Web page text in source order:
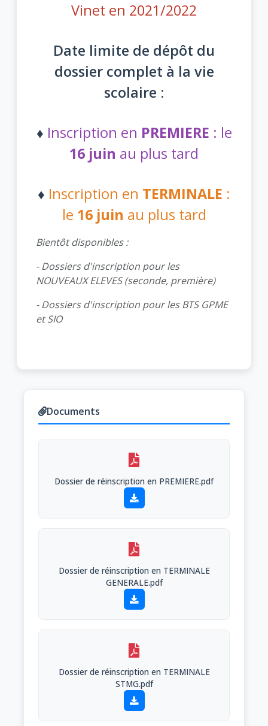
Vinet en 2021/2022
Date limite de dépôt du
dossier complet à la vie
scolaire :
♦ Inscription en PREMIERE : le
16 juin au plus tard
♦ Inscription en TERMINALE :
le 16 juin au plus tard
Bientôt disponibles :
- Dossiers d'inscription pour les
NOUVEAUX ELEVES (seconde, première)
- Dossiers d'inscription pour les BTS GPME
et SIO
Documents
Dossier de réinscription en PREMIERE.pdf
Dossier de réinscription en TERMINALE
GENERALE.pdf
Dossier de réinscription en TERMINALE
STMG.pdf